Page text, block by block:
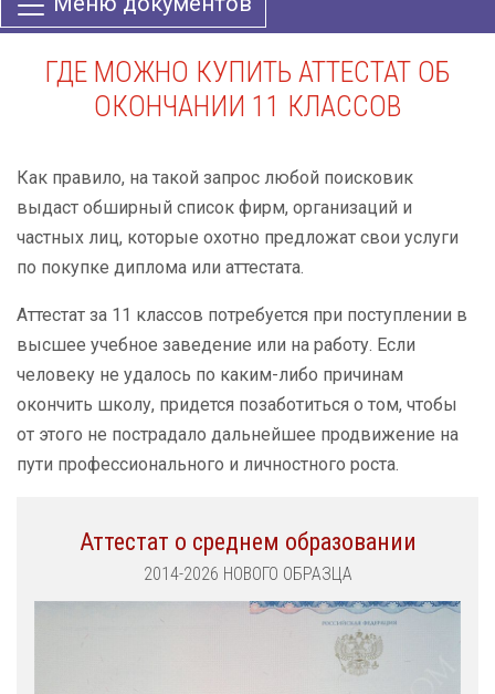
ГДЕ МОЖНО КУПИТЬ АТТЕСТАТ ОБ
ОКОНЧАНИИ 11 КЛАССОВ
Как правило, на такой запрос любой поисковик
выдаст обширный список фирм, организаций и
частных лиц, которые охотно предложат свои услуги
по покупке диплома или аттестата.
Аттестат за 11 классов потребуется при поступлении в
высшее учебное заведение или на работу. Если
человеку не удалось по каким-либо причинам
окончить школу, придется позаботиться о том, чтобы
от этого не пострадало дальнейшее продвижение на
пути профессионального и личностного роста.
Аттестат о среднем образовании
2014-2026 НОВОГО ОБРАЗЦА